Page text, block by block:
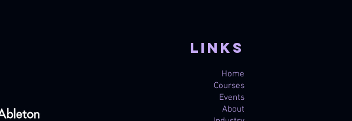
Links
Home
Courses
Events
About